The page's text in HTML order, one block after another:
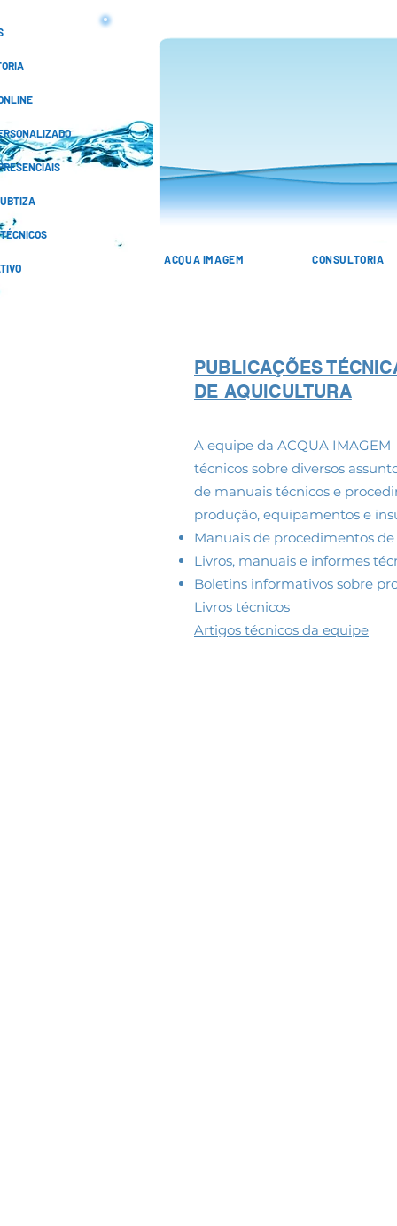
ACQUA IMAGEM CONSULTORIA
PUBLICAÇÕES
DE AQUICULTURA
A equipe da ACQUA
técnicos sobre diversos
de manuais técnicos e
produção, equipamentos e
Manuais de procedimentos
Livros, manuais e informes
Boletins informativos sobre
Livros técnicos
Artigos técnicos da equipe